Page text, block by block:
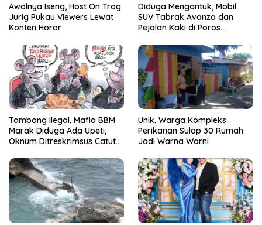
Awalnya Iseng, Host On Trog
Jurig Pukau Viewers Lewat
Konten Horor
Diduga Mengantuk, Mobil
SUV Tabrak Avanza dan
Pejalan Kaki di Poros
Tambang Ilegal, Mafia BBM
Marak Diduga Ada Upeti,
Oknum Ditreskrimsus Catut
Unik, Warga Kompleks
Perikanan Sulap 30 Rumah
Jadi Warna Warni